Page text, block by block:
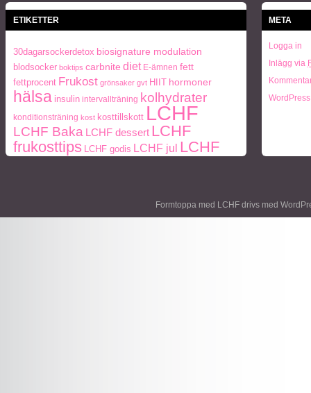
ETIKETTER
30dagarsockerdetox biosignature modulation
blodsocker boktips carbnite diet E-ämnen fett
fettprocent Frukost grönsaker gvt HIIT hormoner
hälsa insulin intervallträning kolhydrater
konditionsträning kost kosttillskott LCHF
LCHF Baka LCHF dessert LCHF
frukosttips
LCHF godis LCHF jul LCHF
styrketräning
META
Logga in
Inlägg via
Formtoppa med LCHF drivs med